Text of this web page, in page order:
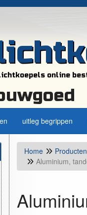
online
uitleg begrippen
Home Producten
Aluminium,